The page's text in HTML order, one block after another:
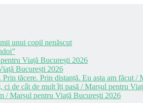
unui copil nenăscut
Viață București 2026
București 2026
tăcere. Prin distanță. Eu asta am făcut
de cât de mult îți pasă / Marșul pentru
/ Marșul pentru Viață București 2026